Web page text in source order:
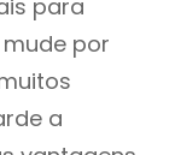
para
por
a